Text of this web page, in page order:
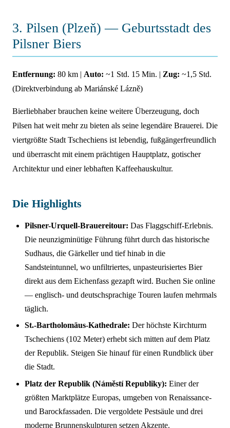
3. Pilsen (Plzeň) — Geburtsstadt des
Pilsner Biers
Entfernung: 80 km | Auto: ~1 Std. 15 Min. | Zug: ~1,5 Std.
(Direktverbindung ab Mariánské Lázně)
Bierliebhaber brauchen keine weitere Überzeugung, doch
Pilsen hat weit mehr zu bieten als seine legendäre Brauerei. Die
viertgrößte Stadt Tschechiens ist lebendig, fußgängerfreundlich
und überrascht mit einem prächtigen Hauptplatz, gotischer
Architektur und einer lebhaften Kaffeehauskultur.
Die Highlights
Pilsner-Urquell-Brauereitour: Das Flaggschiff-Erlebnis.
Die neunzigminütige Führung führt durch das historische
Sudhaus, die Gärkeller und tief hinab in die
Sandsteintunnel, wo unfiltriertes, unpasteurisiertes Bier
direkt aus dem Eichenfass gezapft wird. Buchen Sie online
— englisch- und deutschsprachige Touren laufen mehrmals
täglich.
St.-Bartholomäus-Kathedrale: Der höchste Kirchturm
Tschechiens (102 Meter) erhebt sich mitten auf dem Platz
der Republik. Steigen Sie hinauf für einen Rundblick über
die Stadt.
Platz der Republik (Náměstí Republiky): Einer der
größten Marktplätze Europas, umgeben von Renaissance-
und Barockfassaden. Die vergoldete Pestsäule und drei
moderne Brunnenskulpturen setzen Akzente.